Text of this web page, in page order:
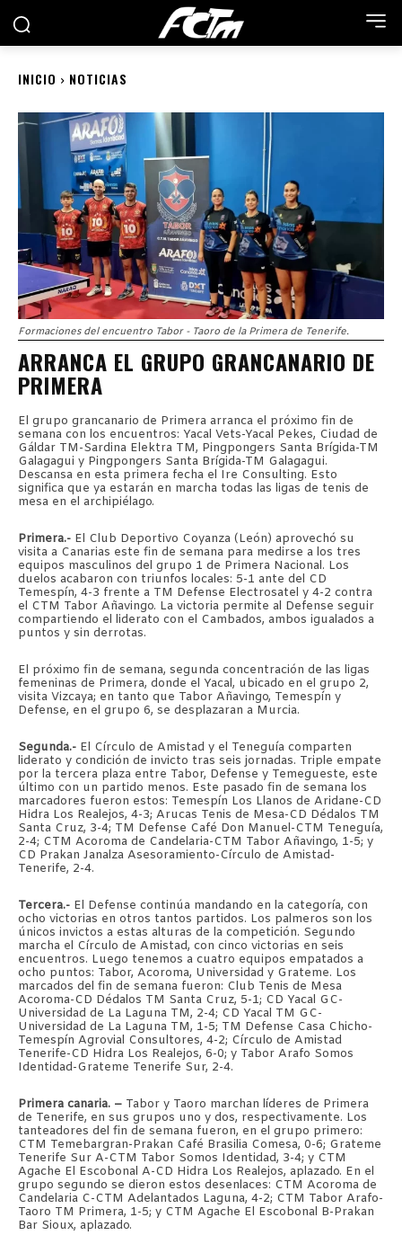
INICIO NOTICIAS
Formaciones del encuentro Tabor - Taoro de la Primera de Tenerife.
ARRANCA EL GRUPO GRANCANARIO DE
PRIMERA
El grupo grancanario de Primera arranca el próximo fin de
semana con los encuentros: Yacal Vets-Yacal Pekes, Ciudad de
Gáldar TM-Sardina Elektra TM, Pingpongers Santa Brígida-TM
Galagagui y Pingpongers Santa Brígida-TM Galagagui.
Descansa en esta primera fecha el Ire Consulting. Esto
significa que ya estarán en marcha todas las ligas de tenis de
mesa en el archipiélago.
Primera.- El Club Deportivo Coyanza (León) aprovechó su
visita a Canarias este fin de semana para medirse a los tres
equipos masculinos del grupo 1 de Primera Nacional. Los
duelos acabaron con triunfos locales: 5-1 ante del CD
Temespín, 4-3 frente a TM Defense Electrosatel y 4-2 contra
el CTM Tabor Añavingo. La victoria permite al Defense seguir
compartiendo el liderato con el Cambados, ambos igualados a
puntos y sin derrotas.
El próximo fin de semana, segunda concentración de las ligas
femeninas de Primera, donde el Yacal, ubicado en el grupo 2,
visita Vizcaya; en tanto que Tabor Añavingo, Temespín y
Defense, en el grupo 6, se desplazaran a Murcia.
Segunda.- El Círculo de Amistad y el Teneguía comparten
liderato y condición de invicto tras seis jornadas. Triple empate
por la tercera plaza entre Tabor, Defense y Temegueste, este
último con un partido menos. Este pasado fin de semana los
marcadores fueron estos: Temespín Los Llanos de Aridane-CD
Hidra Los Realejos, 4-3; Arucas Tenis de Mesa-CD Dédalos TM
Santa Cruz, 3-4; TM Defense Café Don Manuel-CTM Teneguía,
2-4; CTM Acoroma de Candelaria-CTM Tabor Añavingo, 1-5; y
CD Prakan Janalza Asesoramiento-Círculo de Amistad-
Tenerife, 2-4.
Tercera.- El Defense continúa mandando en la categoría, con
ocho victorias en otros tantos partidos. Los palmeros son los
únicos invictos a estas alturas de la competición. Segundo
marcha el Círculo de Amistad, con cinco victorias en seis
encuentros. Luego tenemos a cuatro equipos empatados a
ocho puntos: Tabor, Acoroma, Universidad y Grateme. Los
marcados del fin de semana fueron: Club Tenis de Mesa
Acoroma-CD Dédalos TM Santa Cruz, 5-1; CD Yacal GC-
Universidad de La Laguna TM, 2-4; CD Yacal TM GC-
Universidad de La Laguna TM, 1-5; TM Defense Casa Chicho-
Temespín Agrovial Consultores, 4-2; Círculo de Amistad
Tenerife-CD Hidra Los Realejos, 6-0; y Tabor Arafo Somos
Identidad-Grateme Tenerife Sur, 2-4.
Primera canaria. – Tabor y Taoro marchan líderes de Primera
de Tenerife, en sus grupos uno y dos, respectivamente. Los
tanteadores del fin de semana fueron, en el grupo primero:
CTM Temebargran-Prakan Café Brasilia Comesa, 0-6; Grateme
Tenerife Sur A-CTM Tabor Somos Identidad, 3-4; y CTM
Agache El Escobonal A-CD Hidra Los Realejos, aplazado. En el
grupo segundo se dieron estos desenlaces: CTM Acoroma de
Candelaria C-CTM Adelantados Laguna, 4-2; CTM Tabor Arafo-
Taoro TM Primera, 1-5; y CTM Agache El Escobonal B-Prakan
Bar Sioux, aplazado.